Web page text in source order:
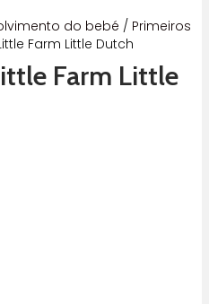
do bebé / Primeiros
Farm Little Dutch
Farm Little